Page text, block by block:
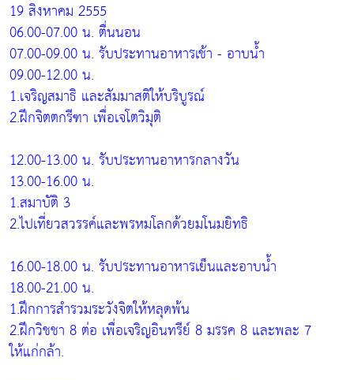
19 สิงหาคม 2555
06.00-07.00 น. ตื่นนอน
07.00-09.00 น. รับประทานอาหารเช้า - อาบน้ำ
09.00-12.00 น.
1.เจริญสมาธิ และสัมมาสติให้บริบูรณ์
2.ฝึกจิตตกรีฑา เพื่อเจโตวิมุติ
12.00-13.00 น. รับประทานอาหารกลางวัน
13.00-16.00 น.
1.สมาบัติ 3
2.ไปเที่ยวสวรรค์และพรหมโลกด้วยมโนมยิทธิ
16.00-18.00 น. รับประทานอาหารเย็นและอาบน้ำ
18.00-21.00 น.
1.ฝึกการสำรวมระวังจิตให้หลุดพ้น
2.ฝึกวิชชา 8 ต่อ เพื่อเจริญอินทรีย์ 8 มรรค 8 และพละ 7
ให้แก่กล้า.